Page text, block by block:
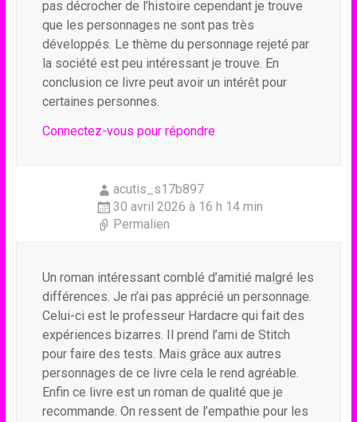
pas décrocher de l’histoire cependant je trouve
que les personnages ne sont pas très
développés. Le thème du personnage rejeté par
la société est peu intéressant je trouve. En
conclusion ce livre peut avoir un intérêt pour
certaines personnes.
Connectez-vous pour répondre
acutis_s17b897
30 avril 2026 à 16 h 14 min
Permalien
Un roman intéressant comblé d’amitié malgré les
différences. Je n’ai pas apprécié un personnage.
Celui-ci est le professeur Hardacre qui fait des
expériences bizarres. Il prend l’ami de Stitch
pour faire des tests. Mais grâce aux autres
personnages de ce livre cela le rend agréable.
Enfin ce livre est un roman de qualité que je
recommande. On ressent de l’empathie pour les